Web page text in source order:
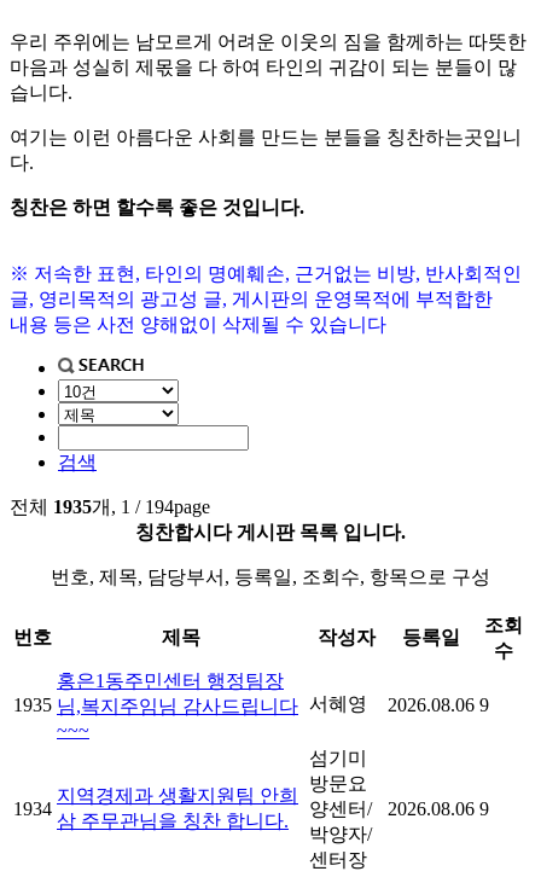
우리 주위에는 남모르게 어려운 이웃의 짐을 함께하는 따뜻한
마음과 성실히 제몫을 다 하여 타인의 귀감이 되는 분들이 많
습니다.
여기는 이런 아름다운 사회를 만드는 분들을 칭찬하는곳입니
다.
칭찬은 하면 할수록 좋은 것입니다.
※ 저속한 표현, 타인의 명예훼손, 근거없는 비방, 반사회적인
글, 영리목적의 광고성 글, 게시판의 운영목적에 부적합한
내용 등은 사전 양해없이 삭제될 수 있습니다
검색
전체 1935개, 1 / 194page
칭찬합시다 게시판 목록 입니다.
번호, 제목, 담당부서, 등록일, 조회수, 항목으로 구성
번호 제목 작성자 등록일
조회
수
1935
홍은1동주민센터 행정팀장
님,복지주임님 감사드립니다
~~~
서혜영 2026.08.06 9
1934
지역경제과 생활지원팀 안희
삼 주무관님을 칭찬 합니다.
섬기미
방문요
양센터/
박양자/
센터장
2026.08.06 9